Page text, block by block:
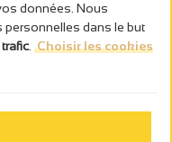
à consommer avec
données. Nous
dans le but
Choisir les cookies